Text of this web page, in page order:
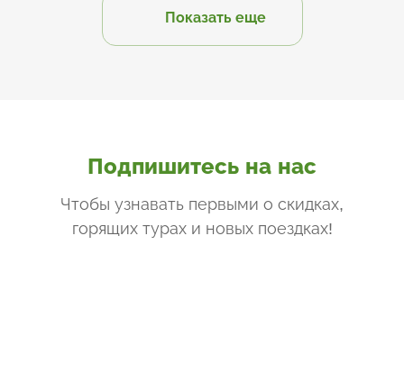
Показать еще
Подпишитесь на нас
Чтобы узнавать первыми о скидках,
горящих турах и новых поездках!